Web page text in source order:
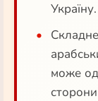
Україну.
може